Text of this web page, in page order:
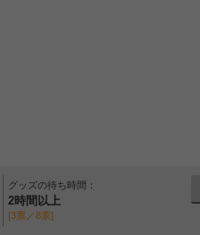
グッズの待ち時間：
2時間以上
[3票／8票]